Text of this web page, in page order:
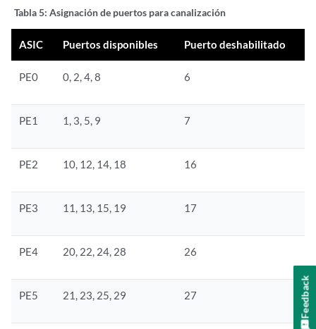
Tabla 5: Asignación de puertos para canalización
ASIC Puertos disponibles Puerto deshabilitado
PE0 0, 2, 4, 8 6
PE1 1, 3, 5, 9 7
PE2 10, 12, 14, 18 16
PE3 11, 13, 15, 19 17
PE4 20, 22, 24, 28 26
PE5 21, 23, 25, 29 27 Feedback